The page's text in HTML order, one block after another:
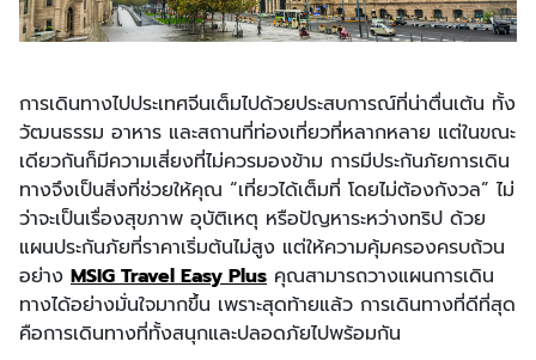
การเดินทางไปประเทศจีนเต็มไปด้วยประสบการณ์ที่น่าตื่นเต้น ทั้ง
วัฒนธรรม อาหาร และสถานที่ท่องเที่ยวที่หลากหลาย แต่ในขณะ
เดียวกันก็มีความเสี่ยงที่ไม่ควรมองข้าม การมีประกันภัยการเดิน
ทางจึงเป็นสิ่งที่ช่วยให้คุณ “เที่ยวได้เต็มที่ โดยไม่ต้องกังวล” ไม่
ว่าจะเป็นเรื่องสุขภาพ อุบัติเหตุ หรือปัญหาระหว่างทริป ด้วย
แผนประกันภัยที่ราคาเริ่มต้นไม่สูง แต่ให้ความคุ้มครองครบถ้วน
อย่าง MSIG Travel Easy Plus คุณสามารถวางแผนการเดิน
ทางได้อย่างมั่นใจมากขึ้น เพราะสุดท้ายแล้ว การเดินทางที่ดีที่สุด
คือการเดินทางที่ทั้งสนุกและปลอดภัยไปพร้อมกัน